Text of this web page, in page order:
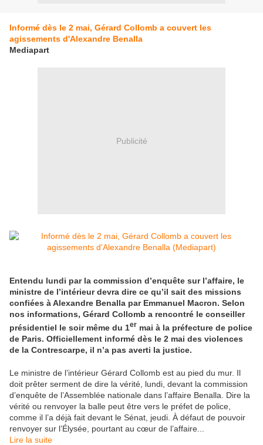
Informé dès le 2 mai, Gérard Collomb a couvert les
agissements d'Alexandre Benalla
Mediapart
Publicité
Entendu lundi par la commission d’enquête sur l’affaire, le
ministre de l’intérieur devra dire ce qu’il sait des missions
confiées à Alexandre Benalla par Emmanuel Macron. Selon
nos informations, Gérard Collomb a rencontré le conseiller
présidentiel le soir même du 1er mai à la préfecture de police
de Paris. Officiellement informé dès le 2 mai des violences
de la Contrescarpe, il n’a pas averti la justice.
Le ministre de l’intérieur Gérard Collomb est au pied du mur. Il
doit prêter serment de dire la vérité, lundi, devant la commission
d’enquête de l’Assemblée nationale dans l’affaire Benalla. Dire la
vérité ou renvoyer la balle peut être vers le préfet de police,
comme il l’a déjà fait devant le Sénat, jeudi. À défaut de pouvoir
renvoyer sur l’Élysée, pourtant au cœur de l’affaire...
Lire la suite